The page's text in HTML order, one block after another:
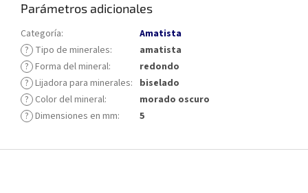
Parámetros adicionales
Categoría:
Amatista
? Tipo de minerales:
amatista
? Forma del mineral:
redondo
? Lijadora para minerales: biselado
? Color del mineral:
morado oscuro
? Dimensiones en mm: 5